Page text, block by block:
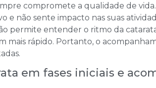
compromete a qualidade de
e não sente impacto nas suas
permite entender o ritmo da
mais rápido. Portanto, o
em fases iniciais e